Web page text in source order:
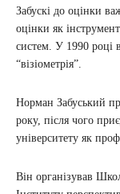
Забускі до оцінки
оцінки як
систем. У 1990 році
“візіометрія”.
Норман Забуський
року, після чого
університету як
Він організував